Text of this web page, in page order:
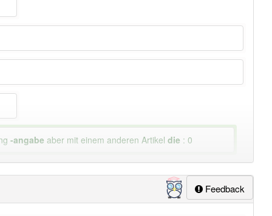
-angabe aber mit einem anderen Artikeldie : 0
Feedback